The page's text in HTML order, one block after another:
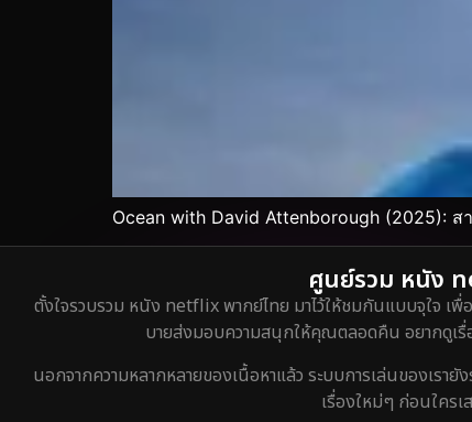
Ocean with David Attenborough (2025): ส
ศูนย์รวม หนัง
ตั้งใจรวบรวม หนัง netflix พากย์ไทย มาไว้ให้ชมกันแบบจุใจ เ
บายส่งมอบความสนุกให้คุณตลอดคืน อยากดูเ
นอกจากความหลากหลายของเนื้อหาแล้ว ระบบการเล่นของเ
เรื่องใหม่ๆ ก่อนใคร